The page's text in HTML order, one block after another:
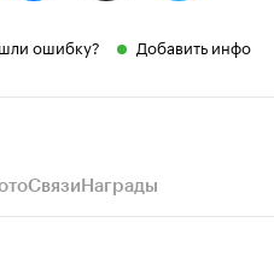
ошибку? Добавить инфо
СвязиНаграды